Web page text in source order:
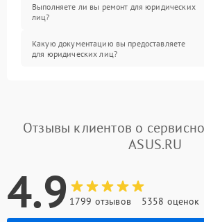
Выполняете ли вы ремонт для юридических
лиц?
Какую документацию вы предоставляете
для юридических лиц?
Отзывы клиентов о
ASUS.RU
4.9 1799 отзывов 5358 оценок